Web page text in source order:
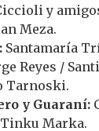
y
Meza.
Santamaría
Reyes /
Tarnoski.
y Guaraní:
Tinku Marka.